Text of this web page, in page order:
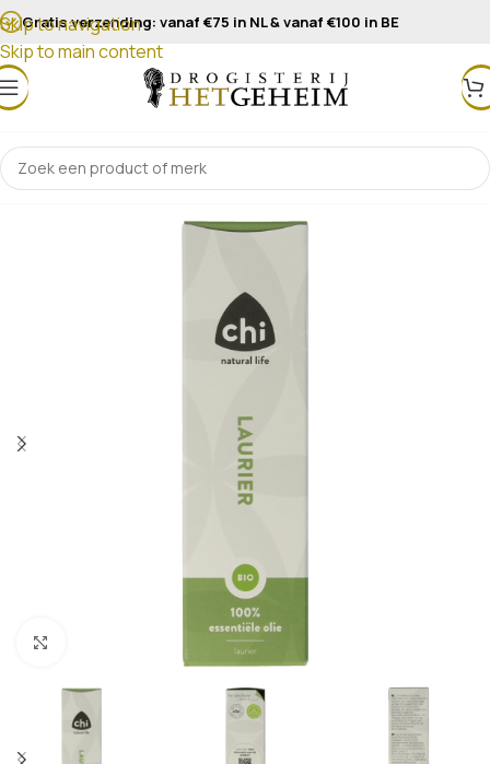
Skip to navigation
Skip to main content
Gratis verzending: vanaf €75 in NL & vanaf €100 in BE